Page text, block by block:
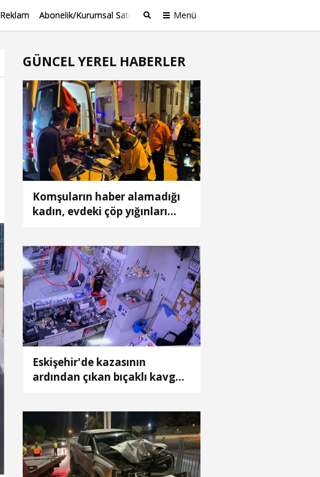
Reklam Abonelik/Kurumsal Satış Menü
GÜNCEL YEREL HABERLER
Komşuların haber alamadığı
kadın, evdeki çöp yığınları
Eskişehir'de kazasının
ardından çıkan bıçaklı kavga